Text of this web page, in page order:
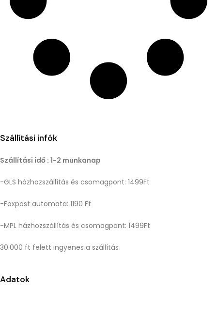
Szállítási infók
Szállítási idő : 1-2 munkanap
-GLS házhozszállítás és csomagpont: 1499Ft
-Foxpost automata: 1190 Ft
-MPL házhozszállítás és csomagpont: 1499Ft
30.000 ft felett ingyenes a szállítás
Adatok